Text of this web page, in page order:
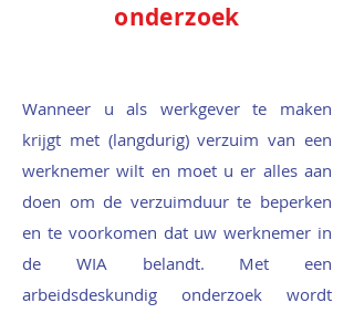
onderzoek
Wanneer u als werkgever te maken
krijgt met (langdurig) verzuim van een
werknemer wilt en moet u er alles aan
doen om de verzuimduur te beperken
en te voorkomen dat uw werknemer in
de WIA belandt. Met een
arbeidsdeskundig onderzoek wordt